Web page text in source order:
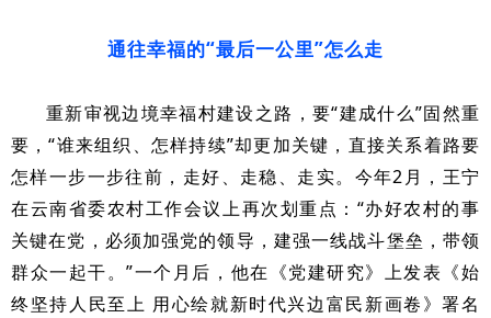
通往幸福的“最后一公里”怎么走
重新审视边境幸福村建设之路，要“建成什么”固然重
要，“谁来组织、怎样持续”却更加关键，直接关系着路要
怎样一步一步往前，走好、走稳、走实。今年2月，王宁
在云南省委农村工作会议上再次划重点：“办好农村的事
关键在党，必须加强党的领导，建强一线战斗堡垒，带领
群众一起干。”一个月后，他在《党建研究》上发表《始
终坚持人民至上 用心绘就新时代兴边富民新画卷》署名